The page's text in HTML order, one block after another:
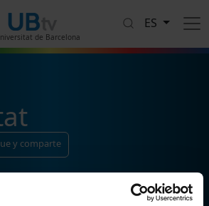
de Barcelona
ES
y comparte